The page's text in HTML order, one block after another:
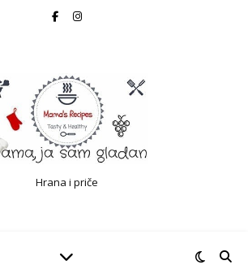
Hrana i priče